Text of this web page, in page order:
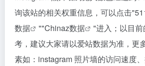
询该站的相关权重信息，可以点击"
数据
""Chinaz数据
"进入；以目
考，建议大家请以爱站数据为准，更
素如：instagram 照片墙的访问速度